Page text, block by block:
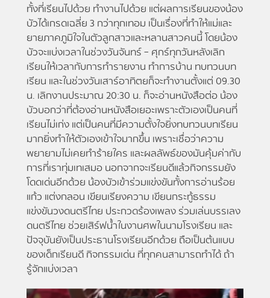
ทั้งที่เรียนไปด้วย ทำงานไปด้วย แต่ผลการเรียนของน้อง
บัวได้เกรดเฉลี่ย 3 กว่าทุกเทอม เป็นเรื่องที่ทำให้แม่และ
ยายภาคภูมิใจในตัวลูกสาวและหลานสาวคนนี้ โดยน้อง
บัวจะแบ่งเวลาในช่วงวันจันทร์ – ศุกร์ทุกวันหลังเลิก
เรียนให้เวลากับการทำรายงาน ทําการบ้าน ทบทวนบท
เรียน และในช่วงวันเสาร์อาทิตยก็จะทํางานตั้งแต่ 09.30
น. เลิกงานประมาณ 20:30 น. ก็จะอ่านหนังสือต่อ น้อง
บัวบอกว่าที่ต้องอ่านหนังสือเยอะเพราะตัวเองเป็นคนที่
เรียนไม่เก่ง แต่เป็นคนที่มีความตั้งใจยิ่งทบทวนบทเรียน
มากยิ่งทำให้ตัวเองเข้าใจมากขึ้น เพราะเชื่อว่าความ
พยายามไม่เคยทำร้ายใคร และผลลัพธ์ของมันคุ้มค่ากับ
การที่เราทุ่มเทเสมอ นอกจากจะเรียนดีแล้วกิจกรรมยัง
โดดเด่นอีกด้วย น้องบัวเข้าร่วมแข่งขันทั้งการอ่านร้อย
แก้ว แต่งกลอน เขียนเรียงความ เขียนกระทู้ธรรม
แข่งขันวงดนตรีไทย ประกวดร้องเพลง ร่วมเล่นบรรเลง
ดนตรีไทย ช่วยเสิร์ฟน้ำในงานศพในนามโรงเรียน และ
ปัจจุบันยังเป็นประธานโรงเรียนอีกด้วย ถือเป็นต้นแบบ
ของเด็กเรียนดี กิจกรรมเด่น ที่ทุกคนสามารถทำได้ ถ้า
รู้จักแบ่งเวลา